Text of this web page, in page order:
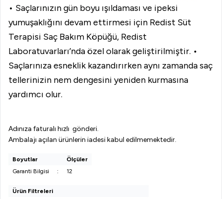
• Saçlarınızın gün boyu ışıldaması ve ipeksi
yumuşaklığını devam ettirmesi için Redist Süt
Terapisi Saç Bakım Köpüğü, Redist
Laboratuvarları’nda özel olarak geliştirilmiştir. •
Saçlarınıza esneklik kazandırırken aynı zamanda saç
tellerinizin nem dengesini yeniden kurmasına
yardımcı olur.
Adınıza faturalı hızlı gönderi.
Ambalajı açılan ürünlerin iadesi kabul edilmemektedir.
Boyutlar
Ölçüler
Garanti Bilgisi
: 12
Ürün Filtreleri